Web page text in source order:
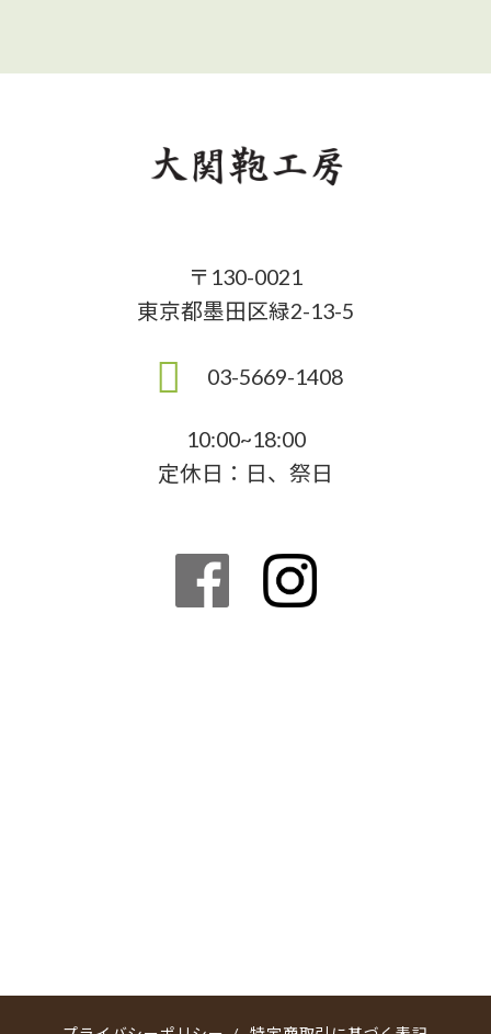
〒130-0021
東京都墨田区緑2-13-5
03-5669-1408
10:00~18:00
定休日：日、祭日